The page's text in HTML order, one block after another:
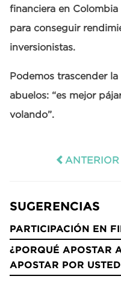
financiera en
para conseguir
inversionistas.
Podemos trascender
abuelos: “es mejor
volando”.
ANTERIOR
SUGERENCIAS
PARTICIPACIÓN EN
¿PORQUÉ APOSTAR
APOSTAR POR